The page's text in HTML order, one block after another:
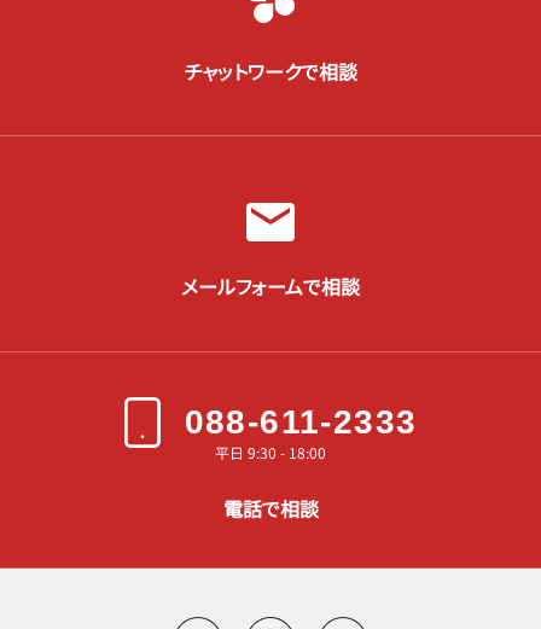
チャットワークで相談
メールフォームで相談
088-611-2333
平日 9:30 - 18:00
電話で相談